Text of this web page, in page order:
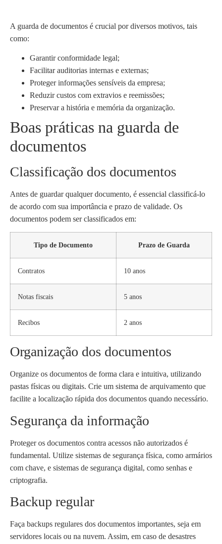
A guarda de documentos é crucial por diversos motivos, tais
como:
Garantir conformidade legal;
Facilitar auditorias internas e externas;
Proteger informações sensíveis da empresa;
Reduzir custos com extravios e reemissões;
Preservar a história e memória da organização.
Boas práticas na guarda de
documentos
Classificação dos documentos
Antes de guardar qualquer documento, é essencial classificá-lo
de acordo com sua importância e prazo de validade. Os
documentos podem ser classificados em:
Tipo de Documento Prazo de Guarda
Contratos 10 anos
Notas fiscais 5 anos
Recibos 2 anos
Organização dos documentos
Organize os documentos de forma clara e intuitiva, utilizando
pastas físicas ou digitais. Crie um sistema de arquivamento que
facilite a localização rápida dos documentos quando necessário.
Segurança da informação
Proteger os documentos contra acessos não autorizados é
fundamental. Utilize sistemas de segurança física, como armários
com chave, e sistemas de segurança digital, como senhas e
criptografia.
Backup regular
Faça backups regulares dos documentos importantes, seja em
servidores locais ou na nuvem. Assim, em caso de desastres